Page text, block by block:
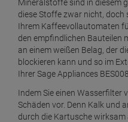
Mineralstoffe sind in diesem
diese Stoffe zwar nicht, doch
Ihrem Kaffeevollautomaten
den empfindlichen Bauteilen
an einem weißen Belag, der
blockieren kann und so im
Ihrer Sage Appliances
Indem Sie einen Wasserfilter
Schäden vor. Denn Kalk und
durch die Kartusche